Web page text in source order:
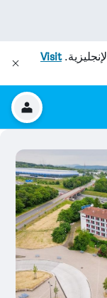
Visit